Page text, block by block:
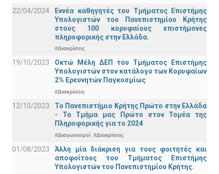
22/04/2024
Εννέα καθηγητές του Τμήματος Επιστήμης
Υπολογιστών του Πανεπιστημίου Κρήτης
στους 100 κορυφαίους επιστήμονες
πληροφορικής στην Ελλάδα.
#Διακρίσεις
19/10/2023
Οκτώ Μέλη ΔΕΠ του Τμήματος Επιστήμης
Υπολογιστών στον κατάλογο των Κορυφαίων
2% Ερευνητών Παγκοσμίως
#Διακρίσεις
12/10/2023
Το Πανεπιστήμιο Κρήτης Πρώτο στην Ελλάδα
- Το Τμήμα μας Πρώτο στον Τομέα της
Πληροφορικής για το 2024
#Διαγωνισμοί #Διακρίσεις
01/08/2023
Άλλη μία διάκριση για τους φοιτητές και
αποφοίτους του Τμήματος Επιστήμης
Υπολογιστών του Πανεπιστημίου Κρήτης.